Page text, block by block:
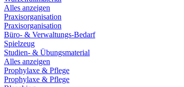
Alles anzeigen
Praxisorganisation
Praxisorganisation
Büro- & Verwaltungs-Bedarf
Spielzeug
Studien- & Übungsmaterial
Alles anzeigen
Prophylaxe & Pflege
Prophylaxe & Pflege